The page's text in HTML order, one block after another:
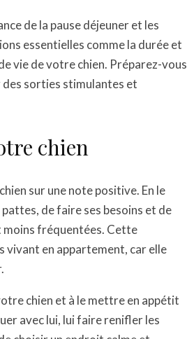
de la pause déjeuner et les
essentielles comme la durée et
vie de votre chien. Préparez-vous
des sorties stimulantes et
chien
sur une note positive. En le
de faire ses besoins et de
moins fréquentées. Cette
vivant en appartement, car elle
chien et à le mettre en appétit
avec lui, lui faire renifler les